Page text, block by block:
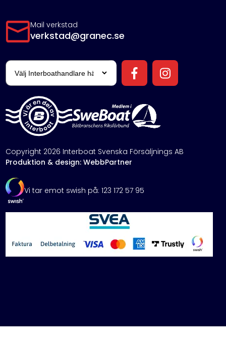
Mail verkstad
verkstad@granec.se
Copyright 2026 Interboat Svenska Försäljnings AB
Produktion & design: WebbPartner
Vi tar emot swish på: 123 172 57 95